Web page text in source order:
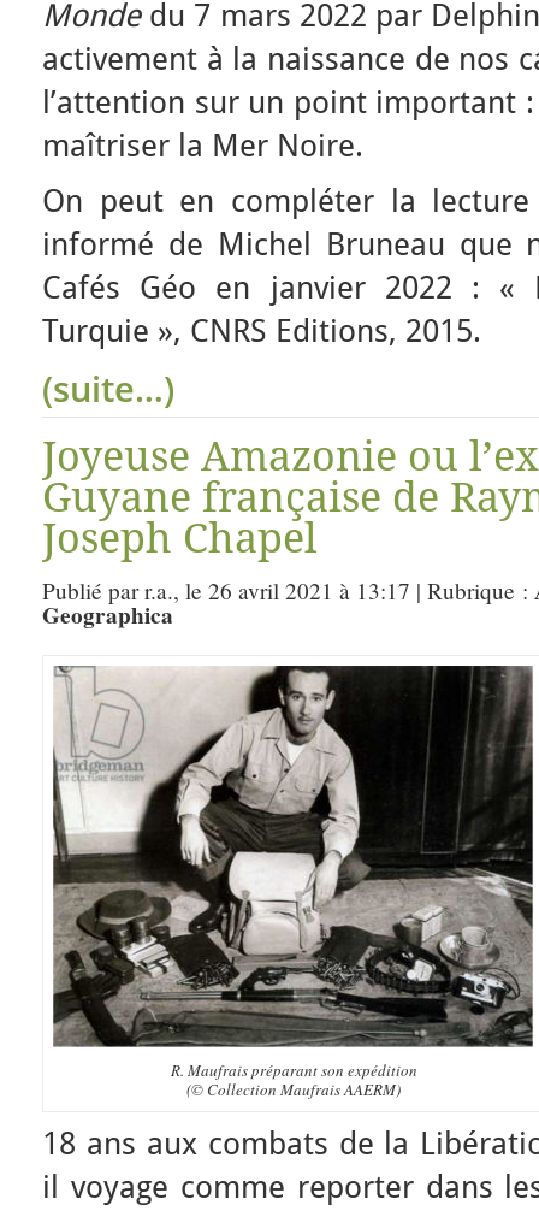
Mondedu 7 mars 2022 par
activement à la naissance de nos
l’attention sur un point important
maîtriser la Mer Noire.
On peut en compléter la lecture
informé de Michel Bruneau que
Cafés Géo en janvier 2022 : «
Turquie », CNRS Editions, 2015.
(suite…)
Joyeuse Amazonie ou
Guyane française de
Joseph Chapel
Publié par r.a., le 26 avril 2021 à 13:17 | Rubrique :
Geographica
R. Maufrais préparant son expédition
(© Collection Maufrais AAERM)
18 ans aux combats de la
il voyage comme reporter dans